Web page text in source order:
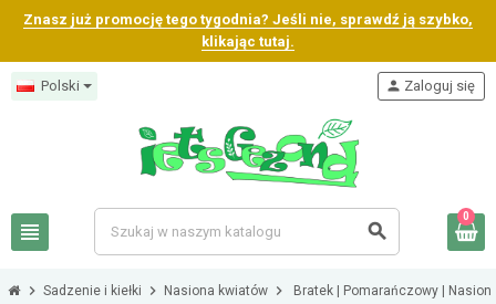
Znasz już promocję tego tygodnia? Jeśli nie, sprawdź ją szybko,
klikając tutaj.
Polski
view_headline search
person Zaloguj się
0
chevron_right Sadzenie i kiełki chevron_right Nasiona kwiatów chevron_right Bratek | Pomarańczowy |